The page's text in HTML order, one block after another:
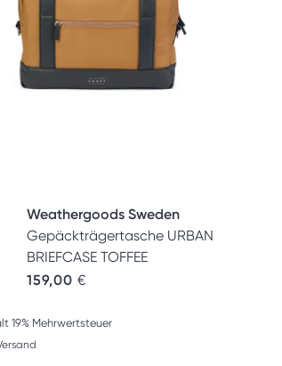
Weathergoods Sweden
Gepäckträgertasche URBAN
BRIEFCASE TOFFEE
159,00 €
19% Mehrwertsteuer